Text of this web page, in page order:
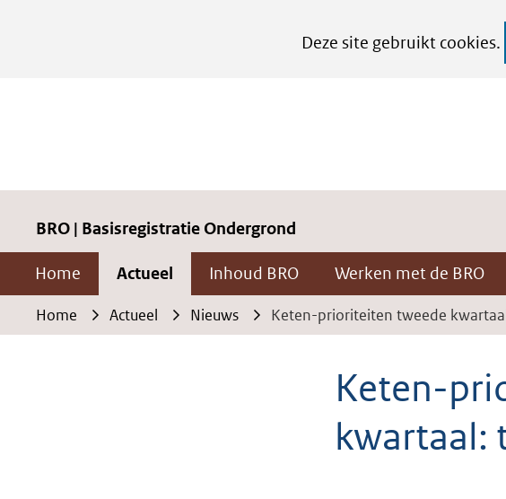
Deze site gebruikt cookies.
van
cookies
op
deze
website
worden
BRO | Basisregistratie Ondergrond
Home Actueel Inhoud BRO Werken met de BRO
Home Actueel Nieuws Keten-prioriteiten tweede
Keten-
kwartaal: